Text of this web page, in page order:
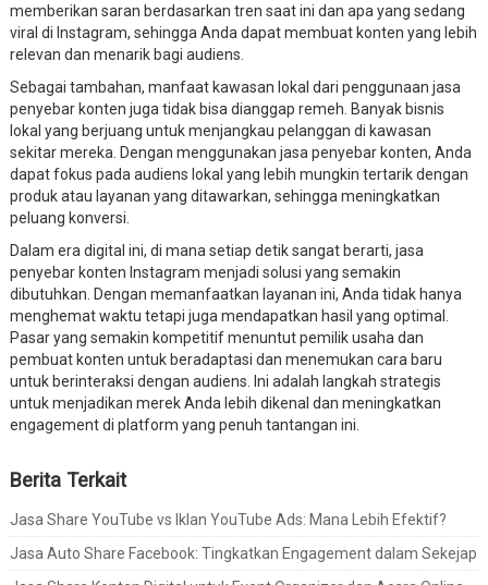
memberikan saran berdasarkan tren saat ini dan apa yang sedang
viral di Instagram, sehingga Anda dapat membuat konten yang lebih
relevan dan menarik bagi audiens.
Sebagai tambahan, manfaat kawasan lokal dari penggunaan jasa
penyebar konten juga tidak bisa dianggap remeh. Banyak bisnis
lokal yang berjuang untuk menjangkau pelanggan di kawasan
sekitar mereka. Dengan menggunakan jasa penyebar konten, Anda
dapat fokus pada audiens lokal yang lebih mungkin tertarik dengan
produk atau layanan yang ditawarkan, sehingga meningkatkan
peluang konversi.
Dalam era digital ini, di mana setiap detik sangat berarti, jasa
penyebar konten Instagram menjadi solusi yang semakin
dibutuhkan. Dengan memanfaatkan layanan ini, Anda tidak hanya
menghemat waktu tetapi juga mendapatkan hasil yang optimal.
Pasar yang semakin kompetitif menuntut pemilik usaha dan
pembuat konten untuk beradaptasi dan menemukan cara baru
untuk berinteraksi dengan audiens. Ini adalah langkah strategis
untuk menjadikan merek Anda lebih dikenal dan meningkatkan
engagement di platform yang penuh tantangan ini.
Berita Terkait
Jasa Share YouTube vs Iklan YouTube Ads: Mana Lebih Efektif?
Jasa Auto Share Facebook: Tingkatkan Engagement dalam Sekejap